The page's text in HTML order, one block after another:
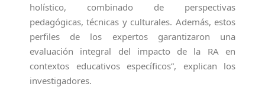
holístico, combinado de perspectivas
pedagógicas, técnicas y culturales. Además, estos
perfiles de los expertos garantizaron una
evaluación integral del impacto de la RA en
contextos educativos específicos”, explican los
investigadores.